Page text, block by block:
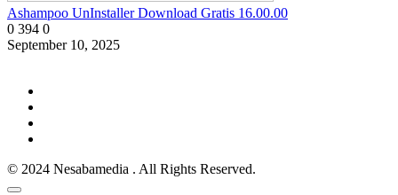
Ashampoo UnInstaller Download Gratis 16.00.00
0 394 0
September 10, 2025
© 2024 Nesabamedia . All Rights Reserved.